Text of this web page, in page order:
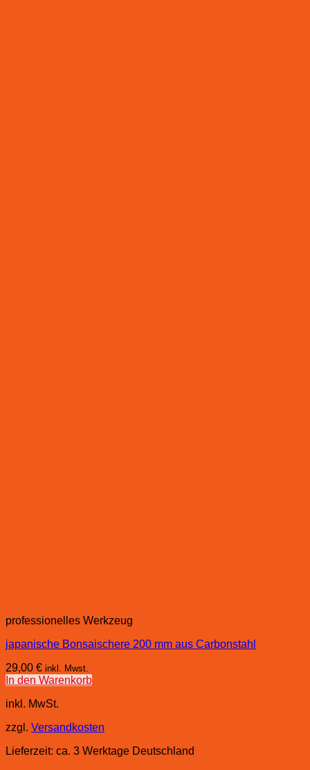
professionelles Werkzeug
japanische Bonsaischere 200 mm aus Carbonstahl
29,00 € inkl. Mwst.
In den Warenkorb
inkl. MwSt.
zzgl. Versandkosten
Lieferzeit: ca. 3 Werktage Deutschland